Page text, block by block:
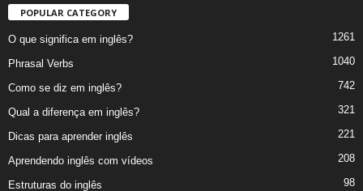
POPULAR CATEGORY
O que significa em inglês? 1261
Phrasal Verbs 1040
Como se diz em inglês? 742
Qual a diferença em inglês? 321
Dicas para aprender inglês 221
Aprendendo inglês com vídeos 208
Estruturas do inglês 98